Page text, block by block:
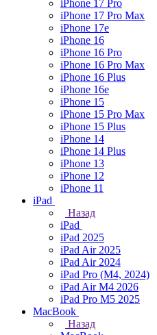
iPhone 17 Pro
iPhone 17 Pro Max
iPhone 17e
iPhone 16
iPhone 16 Pro
iPhone 16 Pro Max
iPhone 16 Plus
iPhone 16e
iPhone 15
iPhone 15 Pro Max
iPhone 15 Plus
iPhone 14
iPhone 14 Plus
iPhone 13
iPhone 12
iPhone 11
iPad
Назад
iPad
iPad 2025
iPad Air 2025
iPad Air 2024
iPad Pro (M4, 2024)
iPad Air M4 2026
iPad Pro M5 2025
MacBook
Назад